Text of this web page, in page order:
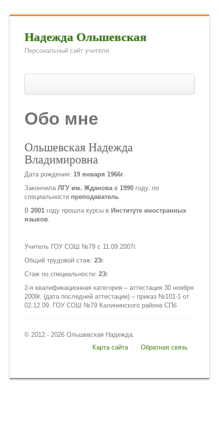
Надежда Ольшевская
Персональный сайт учителя
Предлагаемый формат проведения итоговой
Олимпиады и конкурсы
Ученикам и их родителям
Домашние задания
Обо мне
О школе
Обратная связь
Обо мне
Ольшевская Надежда
Владимировна
Дата рождения: 19 января 1966г.
Закончила ЛГУ им. Ждановав 1990 году. по
специальности преподаватель.
В 2001 году прошла курсы в Институте иностранных
языков.
Учитель ГОУ СОШ №79 с 11.09.2007г.
Общий трудовой стаж: 23г.
Стаж по специальности: 23г.
2-я квалификационная категория – аттестация 30 ноября
2009г. (дата последней аттестации) – приказ №101-1 от
02.12.09. ГОУ СОШ №79 Калининского района СПб
© 2012 - 2026 Ольшевская Надежда.
Карта сайта
Обратная связь